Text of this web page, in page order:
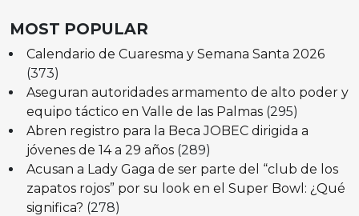
MOST POPULAR
Calendario de Cuaresma y Semana Santa 2026
(373)
Aseguran autoridades armamento de alto poder y
equipo táctico en Valle de las Palmas (295)
Abren registro para la Beca JOBEC dirigida a
jóvenes de 14 a 29 años (289)
Acusan a Lady Gaga de ser parte del “club de los
zapatos rojos” por su look en el Super Bowl: ¿Qué
significa? (278)